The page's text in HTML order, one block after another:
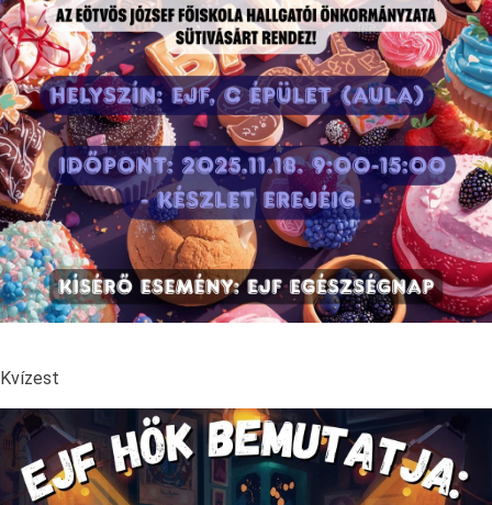
Kvízest